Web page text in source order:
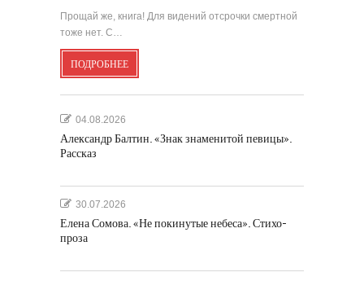
Прощай же, книга! Для видений отсрочки смертной
тоже нет. С…
ПОДРОБНЕЕ
04.08.2026
Александр Балтин. «Знак знаменитой певицы».
Рассказ
30.07.2026
Елена Сомова. «Не покинутые небеса». Стихо-
проза